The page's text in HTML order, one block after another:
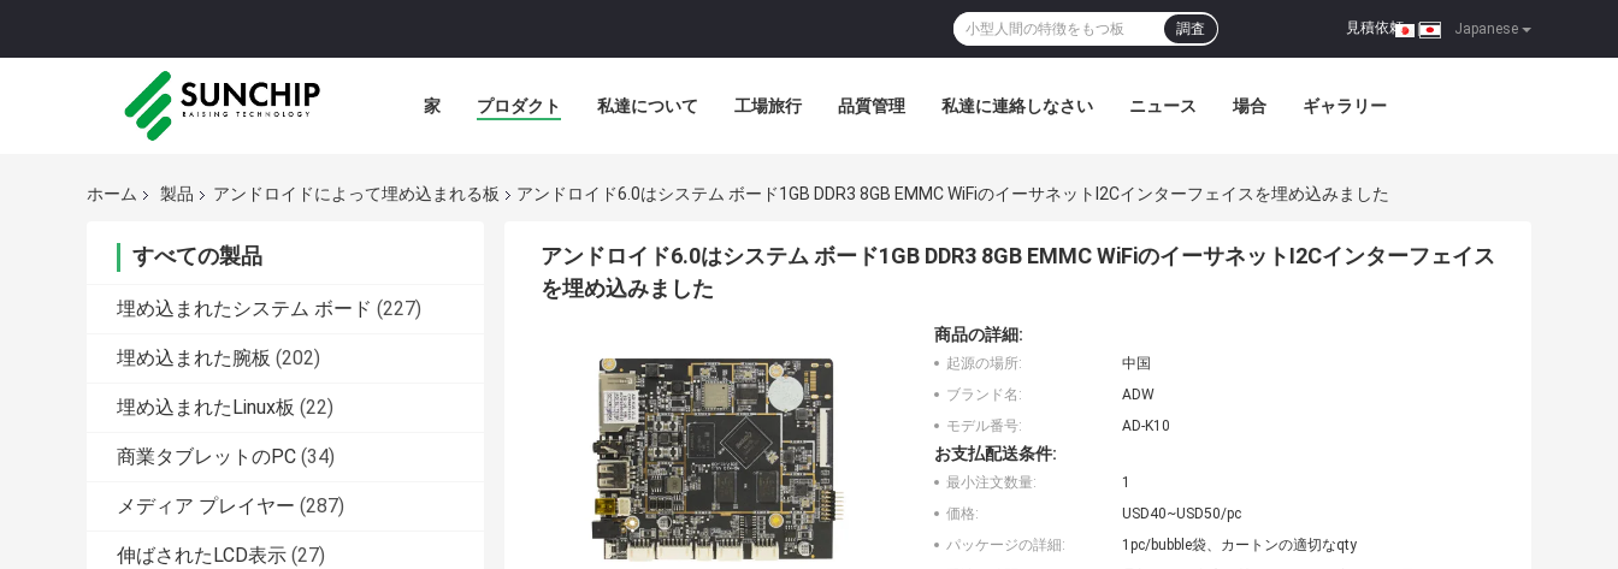
Japanese
見積依頼 |
調査
家 プロダクト 私達について 工場旅行 品質管理 私達に連絡しなさい ニュース 場合 ギャラリー
ホーム 製品 アンドロイドによって埋め込まれる板 アンドロイド6.0はシステム ボード1GB DDR3 8GB EMMC WiFiのイーサネットI2Cインターフェイスを埋め込みました
すべての製品
埋め込まれたシステム ボード (227)
埋め込まれた腕板 (202)
埋め込まれたLinux板 (22)
商業タブレットのPC (34)
メディア プレイヤー (287)
伸ばされたLCD表示 (27)
アンドロイド6.0はシステム ボード1GB DDR3 8GB EMMC WiFiのイーサネットI2Cインターフェイス
を埋め込みました
商品の詳細:
起源の場所:
中国
ブランド名:
ADW
モデル番号:
AD-K10
お支払配送条件:
最小注文数量:
1
価格:
USD40~USD50/pc
パッケージの詳細:
1pc/bubble袋、カートンの適切なqty